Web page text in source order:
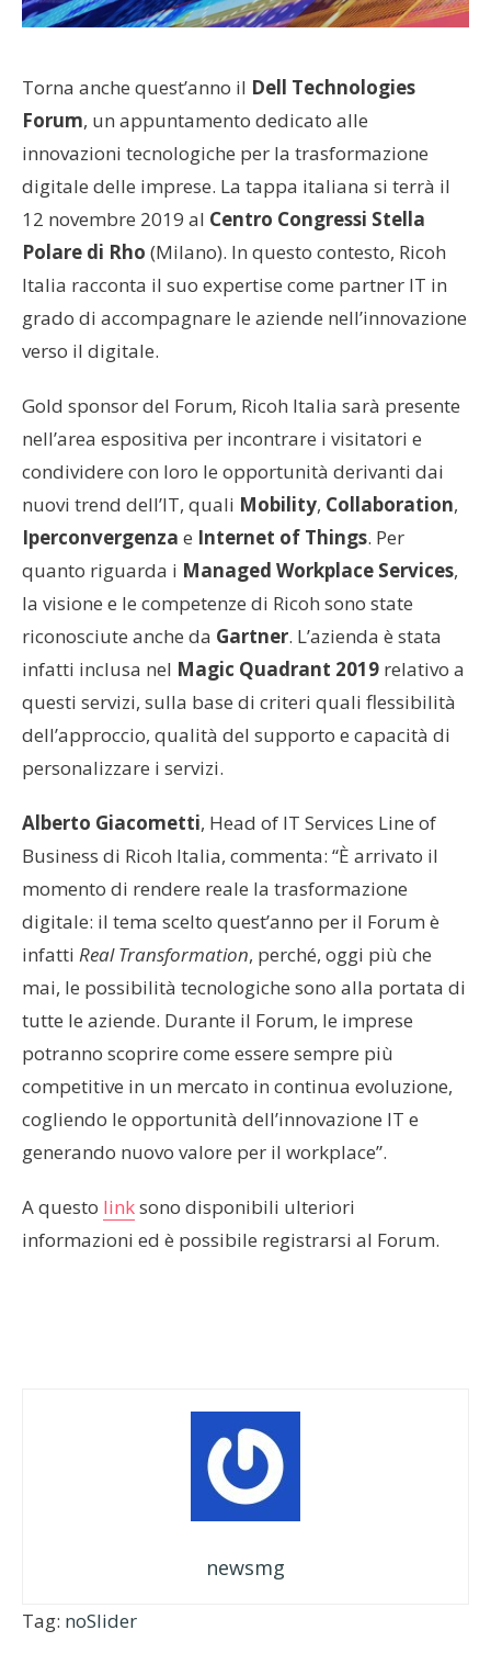
Torna anche quest’anno il Dell Technologies
Forum, un appuntamento dedicato alle
innovazioni tecnologiche per la trasformazione
digitale delle imprese. La tappa italiana si terrà il
12 novembre 2019 al Centro Congressi Stella
Polare di Rho (Milano). In questo contesto, Ricoh
Italia racconta il suo expertise come partner IT in
grado di accompagnare le aziende nell’innovazione
verso il digitale.
Gold sponsor del Forum, Ricoh Italia sarà presente
nell’area espositiva per incontrare i visitatori e
condividere con loro le opportunità derivanti dai
nuovi trend dell’IT, quali Mobility, Collaboration,
Iperconvergenza e Internet of Things. Per
quanto riguarda i Managed Workplace Services,
la visione e le competenze di Ricoh sono state
riconosciute anche da Gartner. L’azienda è stata
infatti inclusa nel Magic Quadrant 2019 relativo a
questi servizi, sulla base di criteri quali flessibilità
dell’approccio, qualità del supporto e capacità di
personalizzare i servizi.
Alberto Giacometti, Head of IT Services Line of
Business di Ricoh Italia, commenta: “È arrivato il
momento di rendere reale la trasformazione
digitale: il tema scelto quest’anno per il Forum è
infatti Real Transformation, perché, oggi più che
mai, le possibilità tecnologiche sono alla portata di
tutte le aziende. Durante il Forum, le imprese
potranno scoprire come essere sempre più
competitive in un mercato in continua evoluzione,
cogliendo le opportunità dell’innovazione IT e
generando nuovo valore per il workplace”.
A questo linksono disponibili ulteriori
informazioni ed è possibile registrarsi al Forum.
newsmg
Tag: noSlider